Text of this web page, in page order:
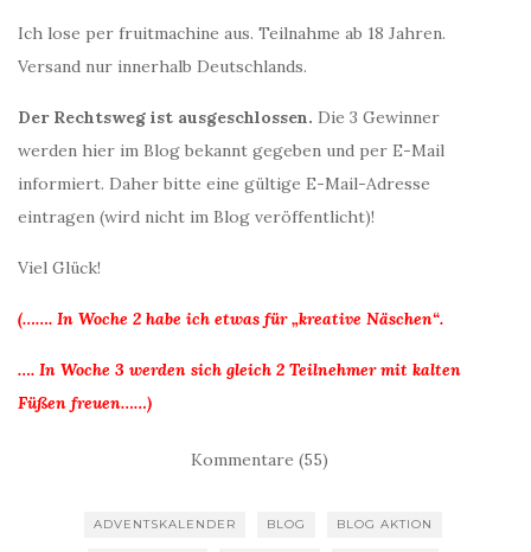
Ich lose per fruitmachine aus. Teilnahme ab 18 Jahren.
Versand nur innerhalb Deutschlands.
Der Rechtsweg ist ausgeschlossen. Die 3 Gewinner
werden hier im Blog bekannt gegeben und per E-Mail
informiert. Daher bitte eine gültige E-Mail-Adresse
eintragen (wird nicht im Blog veröffentlicht)!
Viel Glück!
(……. In Woche 2 habe ich etwas für „kreative Näschen“.
…. In Woche 3 werden sich gleich 2 Teilnehmer mit kalten
Füßen freuen……)
Kommentare (55)
ADVENTSKALENDER BLOG BLOG AKTION